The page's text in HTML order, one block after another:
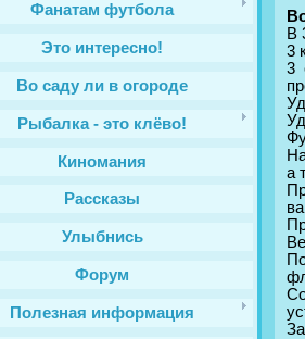
Фанатам футбола
Это интересно!
Во саду ли в огороде
Рыбалка - это клёво!
Киномания
Рассказы
Улыбнись
Форум
Полезная информация
В
3
3
a